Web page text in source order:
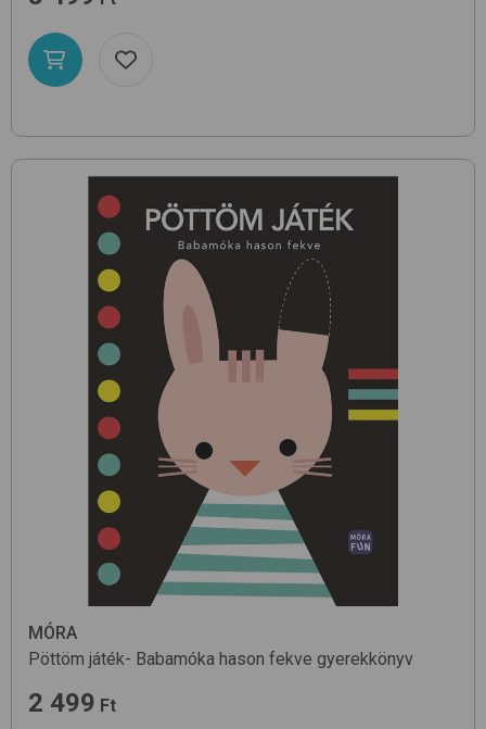
MÓRA
Pöttöm játék- Babamóka hason fekve gyerekkönyv
2 499 Ft